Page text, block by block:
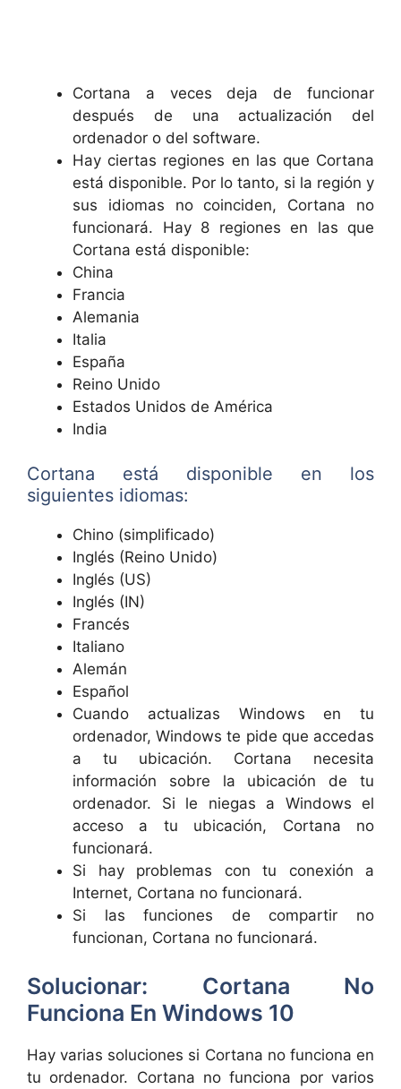
Cortana a veces deja de funcionar
después de una actualización del
ordenador o del software.
Hay ciertas regiones en las que Cortana
está disponible. Por lo tanto, si la región y
sus idiomas no coinciden, Cortana no
funcionará. Hay 8 regiones en las que
Cortana está disponible:
China
Francia
Alemania
Italia
España
Reino Unido
Estados Unidos de América
India
Cortana está disponible en los
siguientes idiomas:
Chino (simplificado)
Inglés (Reino Unido)
Inglés (US)
Inglés (IN)
Francés
Italiano
Alemán
Español
Cuando actualizas Windows en tu
ordenador, Windows te pide que accedas
a tu ubicación. Cortana necesita
información sobre la ubicación de tu
ordenador. Si le niegas a Windows el
acceso a tu ubicación, Cortana no
funcionará.
Si hay problemas con tu conexión a
Internet, Cortana no funcionará.
Si las funciones de compartir no
funcionan, Cortana no funcionará.
Solucionar: Cortana No
Funciona En Windows 10
Hay varias soluciones si Cortana no funciona en
tu ordenador. Cortana no funciona por varios